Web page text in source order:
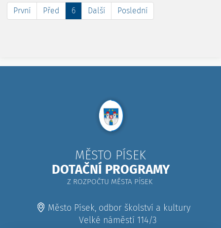
První Před 6 Další Poslední
MĚSTO PÍSEK
DOTAČNÍ PROGRAMY
Z ROZPOČTU MĚSTA PÍSEK
Město Písek, odbor školství a kultury
Velké náměstí 114/3